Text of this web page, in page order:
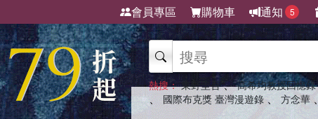
會員專區 購物車 通知 5
熱搜： 東野圭吾 、 高希均教授回憶錄
、 國際布克獎 臺灣漫遊錄 、 方念華 、